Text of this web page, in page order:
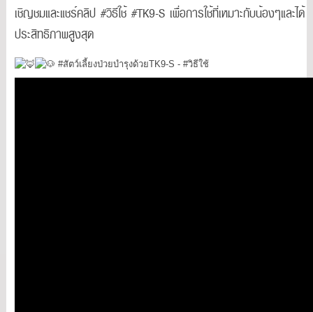
เชิญชมและแชร์คลิป #วิธีใช้ #TK9-S เพื่อการใช้ที่เหมาะกับน้องๆและได้
ประสิทธิภาพสูงสุด
#สัตว์เลี้ยงป่วยบำรุงด้วยTK9-S - #วิธีใช้